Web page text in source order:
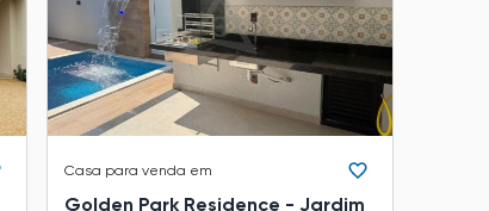
Casa para venda em
Golden Park Residence - Jardim